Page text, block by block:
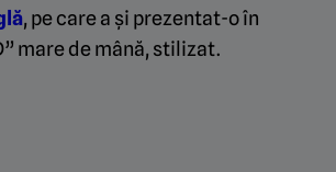
, pe care a și prezentat-o în
mare de mână, stilizat.